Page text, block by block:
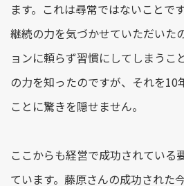
ます。これは尋常ではないことで
継続の力を気づかせていただいた
ョンに頼らず習慣にしてしまうこ
の力を知ったのですが、それを10
ことに驚きを隠せません。
ここからも経営で成功されている
ています。藤原さんの成功された